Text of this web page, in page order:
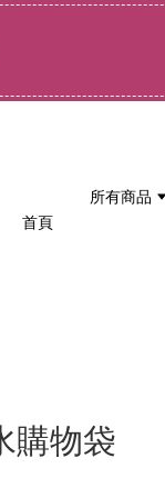
首頁
所有商品
購物袋